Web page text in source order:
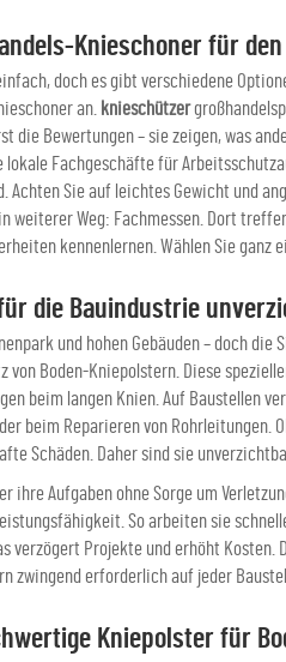
Knieschoner für
doch es gibt verschiedene
an. knieschützer
die Bewertungen – sie zeigen, was
lokale Fachgeschäfte für
Sie auf leichtes Gewicht und
Weg: Fachmessen. Dort
kennenlernen. Wählen Sie
die Bauindustrie
und hohen Gebäuden – doch
von Boden-Kniepolstern. Diese
beim langen Knien. Auf Baustellen
beim Reparieren von Rohrleitungen.
Schäden. Daher sind sie
ihre Aufgaben ohne Sorge um
So arbeiten sie
verzögert Projekte und erhöht Kosten.
zwingend erforderlich auf jeder
Kniepolster für